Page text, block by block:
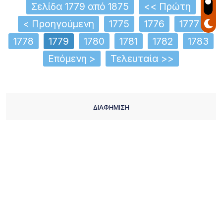
Σελίδα 1779 από 1875
<< Πρώτη
< Προηγούμενη
1775 1776
1777
1778
1779 1780 1781 1782
1783
Επόμενη >
Τελευταία >>
ΔΙΑΦΗΜΙΣΗ